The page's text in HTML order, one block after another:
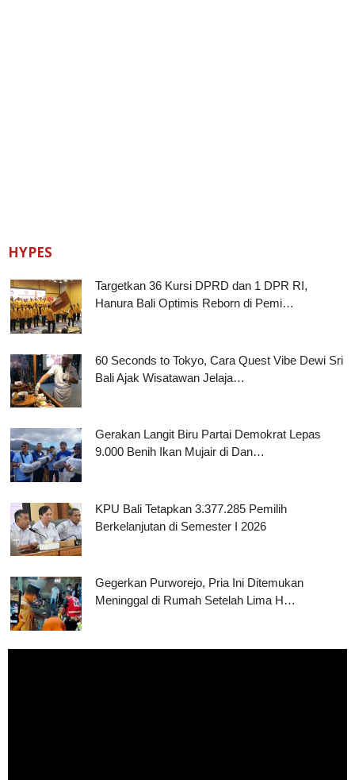
HYPES
Targetkan 36 Kursi DPRD dan 1 DPR RI,
Hanura Bali Optimis Reborn di Pemi…
60 Seconds to Tokyo, Cara Quest Vibe Dewi Sri
Bali Ajak Wisatawan Jelaja…
Gerakan Langit Biru Partai Demokrat Lepas
9.000 Benih Ikan Mujair di Dan…
KPU Bali Tetapkan 3.377.285 Pemilih
Berkelanjutan di Semester I 2026
Gegerkan Purworejo, Pria Ini Ditemukan
Meninggal di Rumah Setelah Lima H…